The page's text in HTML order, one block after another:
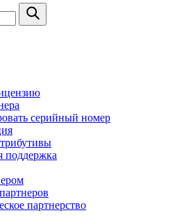
серийный номер
поддержка
партнерство